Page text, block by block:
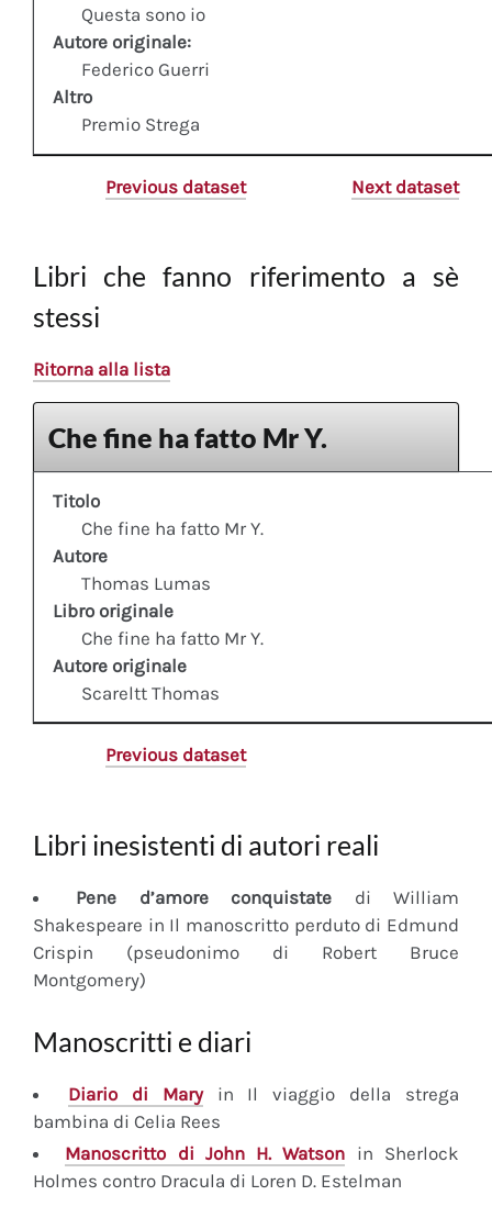
Questa sono io
Autore originale:
Federico Guerri
Altro
Premio Strega
Previous dataset Next dataset
Libri che fanno riferimento a sè
stessi
Ritorna alla lista
Che fine ha fatto Mr Y.
Titolo
Che fine ha fatto Mr Y.
Autore
Thomas Lumas
Libro originale
Che fine ha fatto Mr Y.
Autore originale
Scareltt Thomas
Previous dataset
Libri inesistenti di autori reali
Pene d’amore conquistate di William
Shakespeare in Il manoscritto perduto di Edmund
Crispin (pseudonimo di Robert Bruce
Montgomery)
Manoscritti e diari
Diariodi Maryin Il viaggio della strega
bambina di Celia Rees
Manoscritto di John H. Watson in Sherlock
Holmes contro Dracula di Loren D. Estelman